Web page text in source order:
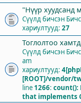
"Нүүр хуудсанд
Сүүлд бичсэн
хариултууд: 27
Тоглолтоо
Сүүлд бичсэн
am
хариултууд: 4
[ROOT]/vendor/
line 1266: count():
that implements